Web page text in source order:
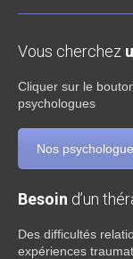
Vous cherchez
Cliquer sur le
psychologues
Nos
Besoin d’un
Des difficultés
expériences